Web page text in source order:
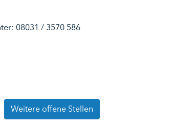
08031 / 3570 586
Weitere offene Stellen